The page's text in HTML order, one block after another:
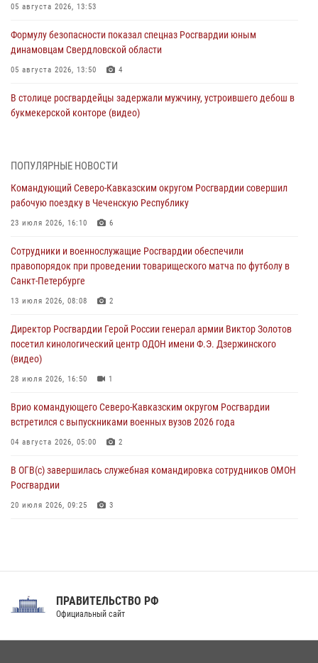
05 августа 2026, 13:53
Формулу безопасности показал спецназ Росгвардии юным
динамовцам Свердловской области
05 августа 2026, 13:50 4
В столице росгвардейцы задержали мужчину, устроившего дебош в
букмекерской конторе (видео)
В Удмуртии при силовой поддержке спецназа Росгвардии
оздоровительных услуг (видео)
05 августа 2026, 13:20
посетили мастер-класс по художественной гимнастике
05 августа 2026, 13:00 3
Офицеры Росгвардии и ветераны войск правопорядка почтили
05 августа 2026, 12:40
Росгвардейцы приняли участие в акции «Волна памяти»,
посвящённой 83‑й годовщине освобождения Белгорода от
05 августа 2026, 12:13 1
ПОПУЛЯРНЫЕ НОВОСТИ
Командующий Северо-Кавказским округом Росгвардии совершил
рабочую поездку в Чеченскую Республику
23 июля 2026, 16:10 6
Сотрудники и военнослужащие Росгвардии обеспечили
правопорядок при проведении товарищеского матча по футболу в
Санкт-Петербурге
13 июля 2026, 08:08 2
Директор Росгвардии Герой России генерал армии Виктор Золотов
посетил кинологический центр ОДОН имени Ф.Э. Дзержинского
(видео)
28 июля 2026, 16:50 1
Врио командующего Северо-Кавказским округом Росгвардии
встретился с выпускниками военных вузов 2026 года
04 августа 2026, 05:00 2
В ОГВ(с) завершилась служебная командировка сотрудников ОМОН
Росгвардии
20 июля 2026, 09:25 3
Праздник «Один день с Росгвардией» к 105-летию Центрального
ПРАВИТЕЛЬСТВО РФ
Официальный сайт